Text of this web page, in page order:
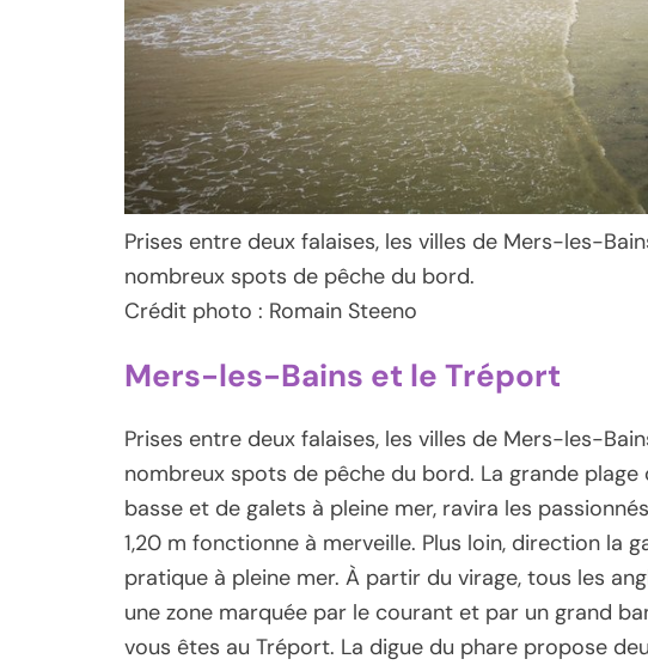
Prises entre deux falaises, les villes de Mers-les-
nombreux spots de pêche du bord.
Crédit photo : Romain Steeno
Mers-les-Bains et le Tréport
Prises entre deux falaises, les villes de Mers-les-
nombreux spots de pêche du bord. La grande
basse et de galets à pleine mer, ravira les
1,20 m fonctionne à merveille. Plus loin, direction la
pratique à pleine mer. À partir du virage, tous les
une zone marquée par le courant et par un grand
vous êtes au Tréport. La digue du phare propose